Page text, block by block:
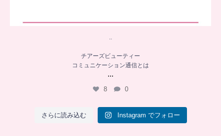
..
チアーズビューティー
コミュニケーション通信とは
...
8 0
さらに読み込む Instagram でフォロー